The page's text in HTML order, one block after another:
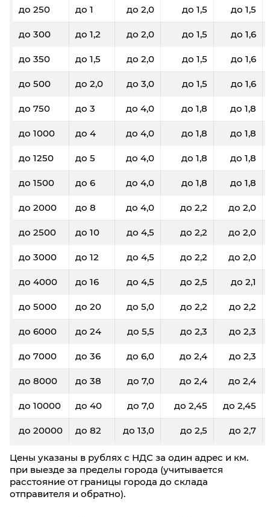
до 250 до 1 до 2,0 до 1,5 до 1,5
до 300 до 1,2 до 2,0 до 1,5 до 1,6
до 350 до 1,5 до 2,0 до 1,5 до 1,6
до 500 до 2,0 до 3,0 до 1,5 до 1,6
до 750 до 3 до 4,0 до 1,8 до 1,8
до 1000 до 4 до 4,0 до 1,8 до 1,8
до 1250 до 5 до 4,0 до 1,8 до 1,8
до 1500 до 6 до 4,0 до 1,8 до 1,8
до 2000 до 8 до 4,0 до 2,2 до 2,0
до 2500 до 10 до 4,5 до 2,2 до 2,0
до 3000 до 12 до 4,5 до 2,2 до 2,0
до 4000 до 16 до 4,5 до 2,5 до 2,1
до 5000 до 20 до 5,0 до 2,2 до 2,2
до 6000 до 24 до 5,5 до 2,3 до 2,3
до 7000 до 36 до 6,0 до 2,4 до 2,3
до 8000 до 38 до 7,0 до 2,4 до 2,4
до 10000 до 40 до 7,0 до 2,45 до 2,45
до 20000 до 82 до 13,0 до 2,5 до 2,7
Цены указаны в рублях с НДС за один адрес и км.
при выезде за пределы города (учитывается
расстояние от границы города до склада
отправителя и обратно).